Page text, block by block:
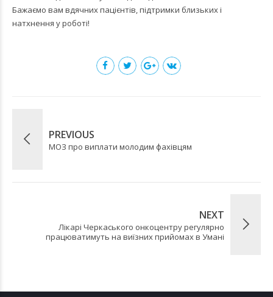
Бажаємо вам вдячних пацієнтів, підтримки близьких і
натхнення у роботі!
PREVIOUS
МОЗ про виплати молодим фахівцям
NEXT
Лікарі Черкаського онкоцентру регулярно
працюватимуть на виїзних прийомах в Умані